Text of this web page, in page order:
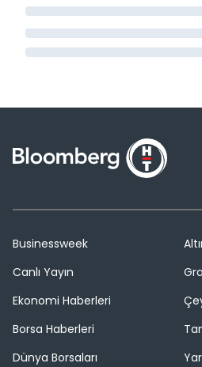
Businessweek
Canlı Yayın
Ekonomi Haberleri
Borsa Haberleri
Dünya Borsaları